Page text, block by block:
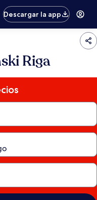
Descargar la app
Riga